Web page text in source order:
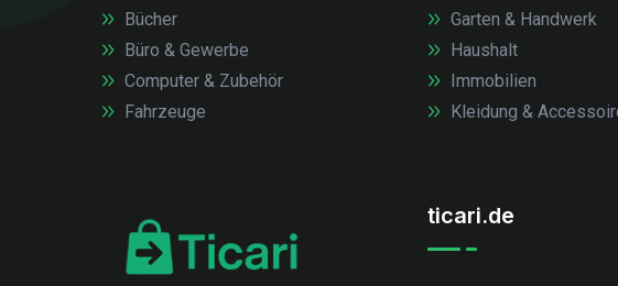
Bücher
Büro & Gewerbe
Computer & Zubehör
Fahrzeuge
Garten & Handwerk
Haushalt
Immobilien
Kleidung &
ticari.de